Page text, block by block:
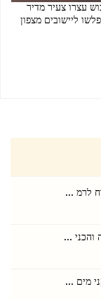
עצרו צעיר מדיר
ליישובים מצפון
לרמ ...
...
מים ...